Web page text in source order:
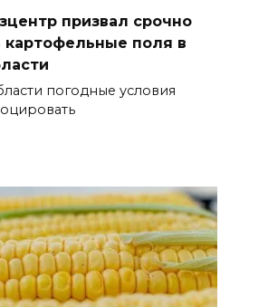
призвал срочно
картофельные поля в
погодные условия